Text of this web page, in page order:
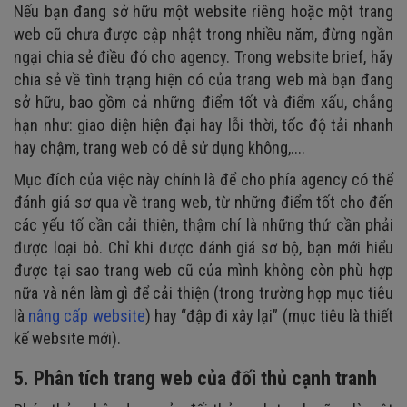
Nếu bạn đang sở hữu một website riêng hoặc một trang
web cũ chưa được cập nhật trong nhiều năm, đừng ngần
ngại chia sẻ điều đó cho agency. Trong website brief, hãy
chia sẻ về tình trạng hiện có của trang web mà bạn đang
sở hữu, bao gồm cả những điểm tốt và điểm xấu, chẳng
hạn như: giao diện hiện đại hay lỗi thời, tốc độ tải nhanh
hay chậm, trang web có dễ sử dụng không,....
Mục đích của việc này chính là để cho phía agency có thể
đánh giá sơ qua về trang web, từ những điểm tốt cho đến
các yếu tố cần cải thiện, thậm chí là những thứ cần phải
được loại bỏ. Chỉ khi được đánh giá sơ bộ, bạn mới hiểu
được tại sao trang web cũ của mình không còn phù hợp
nữa và nên làm gì để cải thiện (trong trường hợp mục tiêu
là nâng cấp website) hay “đập đi xây lại” (mục tiêu là thiết
kế website mới).
5. Phân tích trang web của đối thủ cạnh tranh